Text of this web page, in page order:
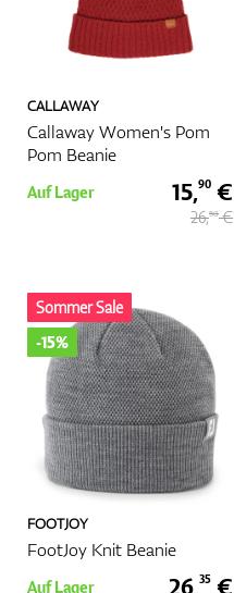
CALLAWAY
Callaway Women's Pom
Pom Beanie
Auf Lager 15,90 €
26,50€
FOOTJOY
FootJoy Knit Beanie
Sommer Sale
-15%
Auf Lager 26,35 €